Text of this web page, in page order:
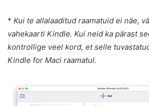
* Kui te allalaaditud raamatuid ei näe,
vahekaarti Kindle. Kui neid ka pärast
kontrollige veel kord, et selle
Kindle for Maci raamatul.